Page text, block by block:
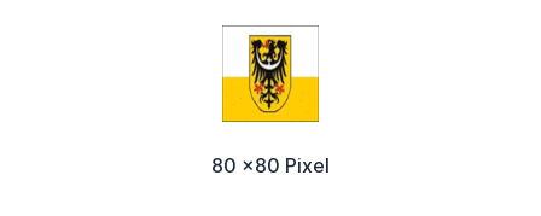
80 x80 Pixel